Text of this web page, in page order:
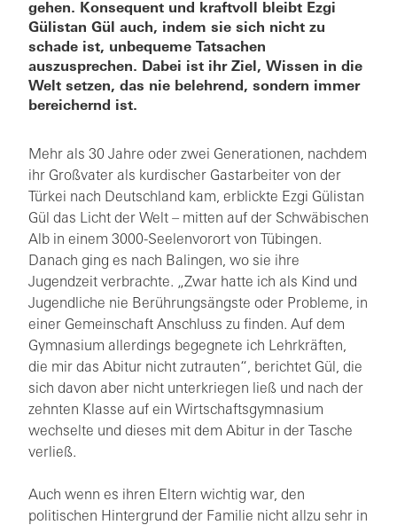
gehen. Konsequent und kraftvoll bleibt Ezgi
Gülistan Gül auch, indem sie sich nicht zu
schade ist, unbequeme Tatsachen
auszusprechen. Dabei ist ihr Ziel, Wissen in die
Welt setzen, das nie belehrend, sondern immer
bereichernd ist.
Mehr als 30 Jahre oder zwei Generationen, nachdem
ihr Großvater als kurdischer Gastarbeiter von der
Türkei nach Deutschland kam, erblickte Ezgi Gülistan
Gül das Licht der Welt – mitten auf der Schwäbischen
Alb in einem 3000-Seelenvorort von Tübingen.
Danach ging es nach Balingen, wo sie ihre
Jugendzeit verbrachte. „Zwar hatte ich als Kind und
Jugendliche nie Berührungsängste oder Probleme, in
einer Gemeinschaft Anschluss zu finden. Auf dem
Gymnasium allerdings begegnete ich Lehrkräften,
die mir das Abitur nicht zutrauten“, berichtet Gül, die
sich davon aber nicht unterkriegen ließ und nach der
zehnten Klasse auf ein Wirtschaftsgymnasium
wechselte und dieses mit dem Abitur in der Tasche
verließ.
Auch wenn es ihren Eltern wichtig war, den
politischen Hintergrund der Familie nicht allzu sehr in